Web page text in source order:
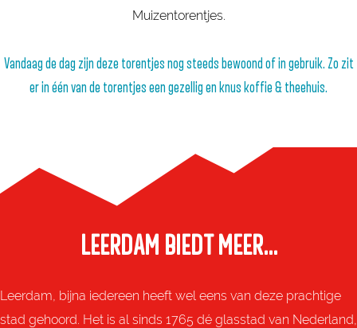
Muizentorentjes.
Vandaag de dag zijn deze torentjes nog steeds bewoond of in gebruik. Zo zit
er in één van de torentjes een gezellig en knus koffie & theehuis.
LEERDAM BIEDT MEER...
Leerdam, bijna iedereen heeft wel eens van deze prachtige
stad gehoord. Het is al sinds 1765 dé glasstad van Nederland,